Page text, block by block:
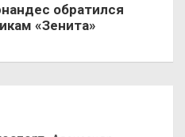
обратился
«Зенита»